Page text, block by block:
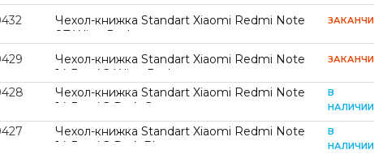
Чехол-книжка Standart Xiaomi Redmi Note
8T Wine Red
Чехол-книжка Standart Xiaomi Redmi Note
14 Pro 4G Wine Red
Чехол-книжка Standart Xiaomi Redmi Note
14 Pro 4G Dark Green
В
НАЛИЧИИ
Чехол-книжка Standart Xiaomi Redmi Note
14 Pro 4G Dark Blue
В
НАЛИЧИИ